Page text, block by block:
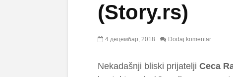
(Story.rs)
4 децембар, 2018 Dodaj komentar
Nekadašnji bliski prijatelji Ceca